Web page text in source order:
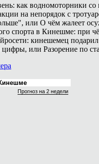
как водномоторники
на непорядок с
или О чём жалеет
спорта в Кинешме: при
кинешемец
или Разорение по
Прогноз на 2 недели